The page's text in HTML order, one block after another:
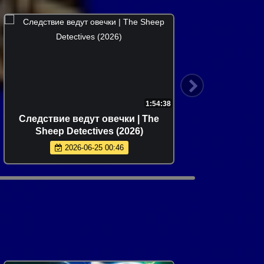
1:54:38
Следствие ведут овечки | The
Sheep Detectives (2026)
2026-06-25 00:46